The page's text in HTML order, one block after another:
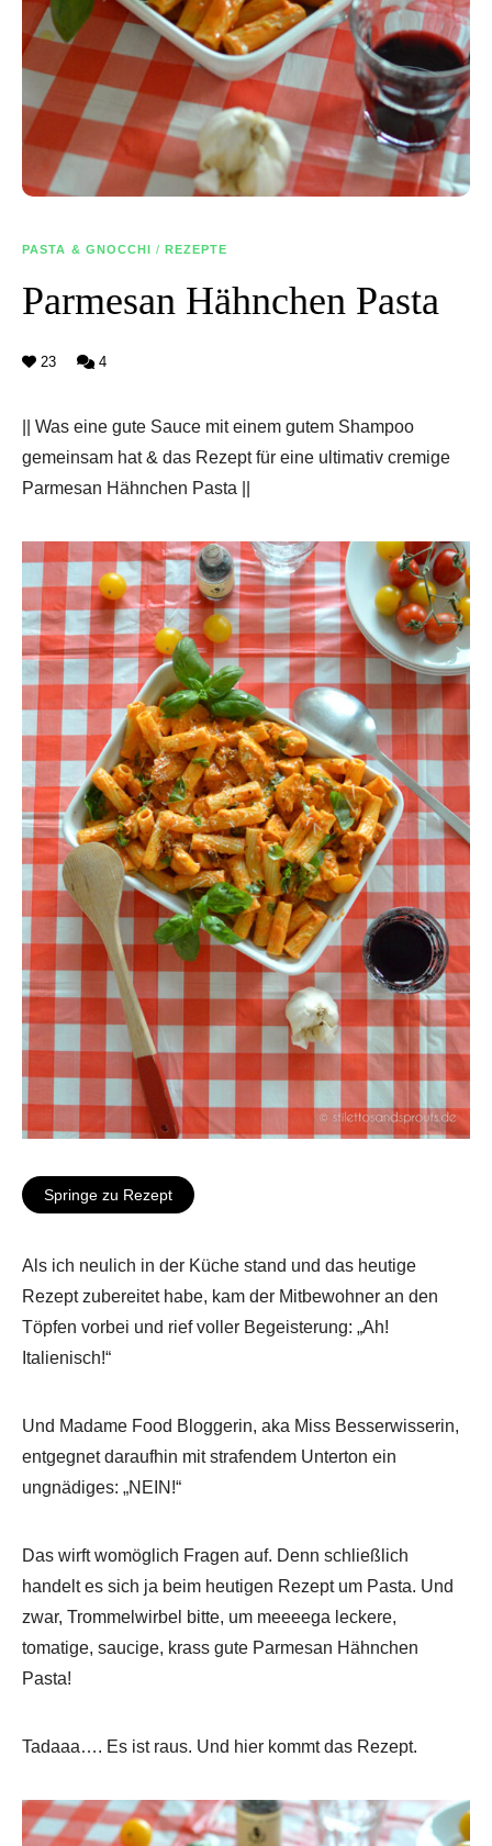
PASTA & GNOCCHI / REZEPTE
Parmesan Hähnchen Pasta
23 4
|| Was eine gute Sauce mit einem gutem Shampoo
gemeinsam hat & das Rezept für eine ultimativ cremige
Parmesan Hähnchen Pasta ||
Springe zu Rezept
Als ich neulich in der Küche stand und das heutige
Rezept zubereitet habe, kam der Mitbewohner an den
Töpfen vorbei und rief voller Begeisterung: „Ah!
Italienisch!“
Und Madame Food Bloggerin, aka Miss Besserwisserin,
entgegnet daraufhin mit strafendem Unterton ein
ungnädiges: „NEIN!“
Das wirft womöglich Fragen auf. Denn schließlich
handelt es sich ja beim heutigen Rezept um Pasta. Und
zwar, Trommelwirbel bitte, um meeeega leckere,
tomatige, saucige, krass gute Parmesan Hähnchen
Pasta!
Tadaaa…. Es ist raus. Und hier kommt das Rezept.